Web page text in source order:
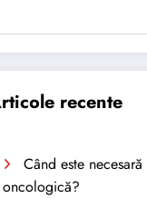
recente
Când este
oncologică?